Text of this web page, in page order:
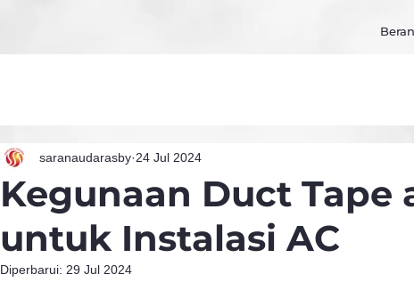
Kegunaan Duct Tape
untuk Instalasi AC
saranaudarasby 24 Jul 2024
Diperbarui: 29 Jul 2024